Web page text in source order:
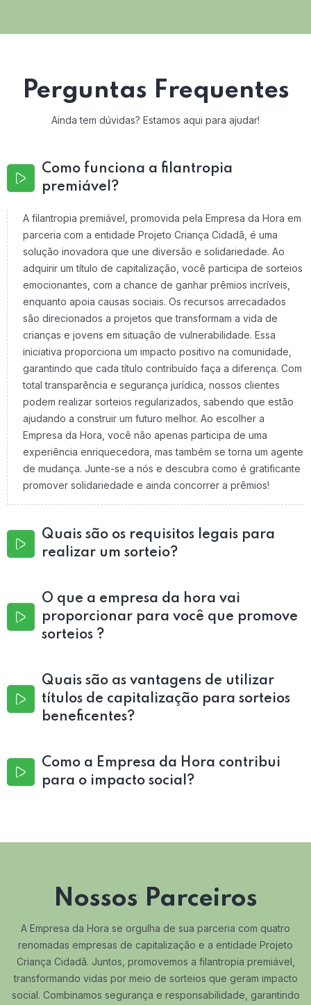
Perguntas Frequentes
Ainda tem dúvidas? Estamos aqui para ajudar!
Como funciona a filantropia
premiável?
A filantropia premiável, promovida pela Empresa da Hora em
parceria com a entidade Projeto Criança Cidadã, é uma
solução inovadora que une diversão e solidariedade. Ao
adquirir um título de capitalização, você participa de sorteios
emocionantes, com a chance de ganhar prêmios incríveis,
enquanto apoia causas sociais. Os recursos arrecadados
são direcionados a projetos que transformam a vida de
crianças e jovens em situação de vulnerabilidade. Essa
iniciativa proporciona um impacto positivo na comunidade,
garantindo que cada título contribuído faça a diferença. Com
total transparência e segurança jurídica, nossos clientes
podem realizar sorteios regularizados, sabendo que estão
ajudando a construir um futuro melhor. Ao escolher a
Empresa da Hora, você não apenas participa de uma
experiência enriquecedora, mas também se torna um agente
de mudança. Junte-se a nós e descubra como é gratificante
promover solidariedade e ainda concorrer a prêmios!
Quais são os requisitos legais para
realizar um sorteio?
O que a empresa da hora vai
proporcionar para você que promove
sorteios ?
Quais são as vantagens de utilizar
títulos de capitalização para sorteios
beneficentes?
Como a Empresa da Hora contribui
para o impacto social?
Nossos Parceiros
A Empresa da Hora se orgulha de sua parceria com quatro
renomadas empresas de capitalização e a entidade Projeto
Criança Cidadã. Juntos, promovemos a filantropia premiável,
transformando vidas por meio de sorteios que geram impacto
social. Combinamos segurança e responsabilidade, garantindo